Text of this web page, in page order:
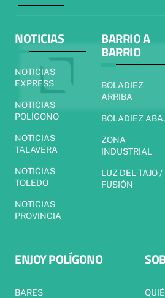
NOTICIAS
NOTICIAS
EXPRESS
NOTICIAS
POLÍGONO
NOTICIAS
TALAVERA
NOTICIAS
TOLEDO
NOTICIAS
PROVINCIA
BARRIO A
BARRIO
BOLADIEZ
ARRIBA
BOLADIEZ
ZONA
INDUSTRIAL
LUZ DEL TAJO /
FUSIÓN
ENJOY POLÍGONO
BARES